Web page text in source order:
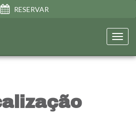
RESERVAR